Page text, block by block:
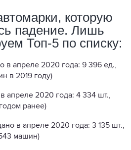
которую
падение. Лишь
Топ-5 по списку:
в апреле 2020 года: 9 396 ед.,
в 2019 году)
апреле 2020 года: 4 334 шт.,
ранее)
в апреле 2020 года: 3 135 шт.,
машин)